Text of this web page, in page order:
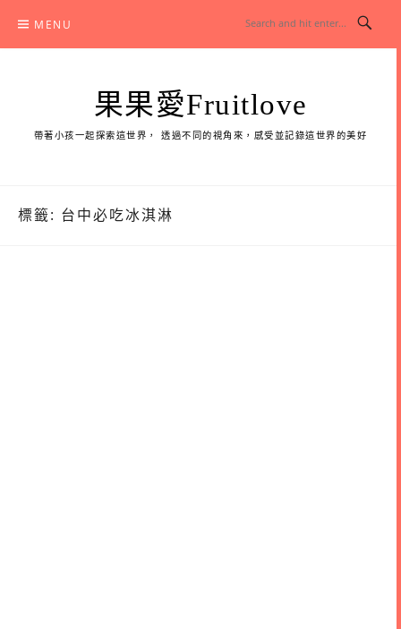
content
MENU
果果愛Fruitlove
帶著小孩一起探索這世界， 透過不同的視角來，感受並記錄這世界的美好
標籤: 台中必吃冰淇淋